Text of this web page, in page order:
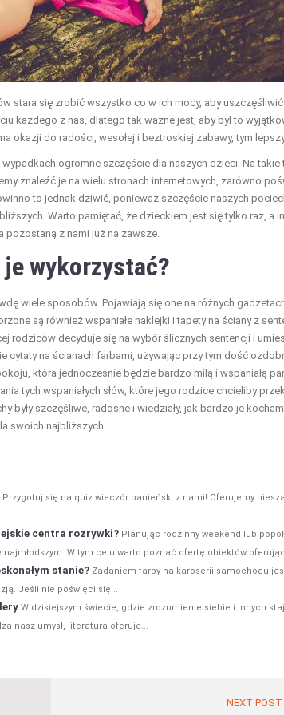
stara się zrobić wszystko co w ich mocy, aby
każdego z nas, dlatego tak ważne jest, aby był to
okazji do radości, wesołej i beztroskiej zabawy, tym
ogromne szczęście dla naszych dzieci. Na takie
znaleźć je na wielu stronach internetowych, zarówno
to jednak dziwić, ponieważ szczęście naszych
Warto pamiętać, że dzieckiem jest się tylko raz, a
z nami już na zawsze.
wykorzystać?
wiele sposobów. Pojawiają się one na różnych
są również wspaniałe naklejki i tapety na ściany z
rodziców decyduje się na wybór ślicznych sentencji i
na ścianach farbami, używając przy tym dość
która jednocześnie będzie bardzo miłą i wspaniałą
tych wspaniałych słów, które jego rodzice chcieliby
były szczęśliwe, radosne i wiedziały, jak bardzo je
swoich najbliższych.
się na quiz wieczór panieński z nami! Oferujemy
centra rozrywki? Planując rodzinny weekend lub
W tym celu warto poznać ofertę obiektów
stanie? Zadaniem farby na karoserii samochodu
Jeśli nie poświęci się...
W dzisiejszym świecie, gdzie zrozumienie siebie i innych
nasz umysł, literatura oferuje...
NEXT POST